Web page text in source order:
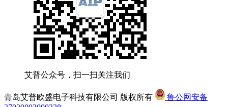
艾普公众号，扫一扫关注我们
青岛艾普欧盛电子科技有限公司 版权所有
鲁公网安备